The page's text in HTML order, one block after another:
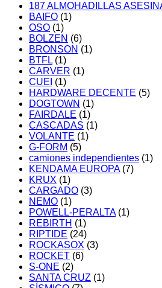
187 ALMOHADILLAS
BAIFO (1)
OSO (1)
BOLZEN (6)
BRONSON (1)
BTFL (1)
CARVER (1)
CUEI (1)
HARDWARE DECENTE (5)
DOGTOWN (1)
FAIRDALE (1)
CASCADAS (1)
VOLANTE (1)
G-FORM (5)
camiones independientes (1)
KENDAMA EUROPA (7)
KRUX (1)
CARGADO (3)
NEMO (1)
POWELL-PERALTA (1)
REBIRTH (1)
RIPTIDE (24)
ROCKASOX (3)
ROCKET (6)
S-ONE (2)
SANTA CRUZ (1)